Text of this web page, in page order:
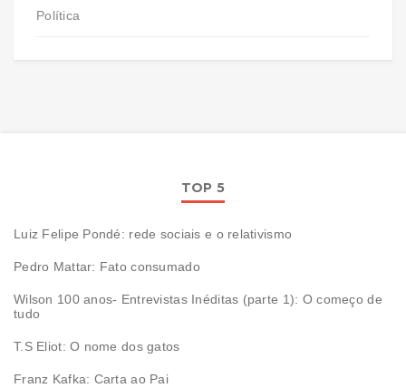
Política
TOP 5
Luiz Felipe Pondé: rede sociais e o relativismo
Pedro Mattar: Fato consumado
Wilson 100 anos- Entrevistas Inéditas (parte 1): O começo de
tudo
T.S Eliot: O nome dos gatos
Franz Kafka: Carta ao Pai